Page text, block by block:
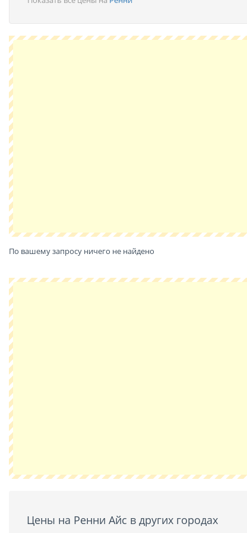
По вашему запросу ничего не найдено
Цены на Ренни Айс в других городах